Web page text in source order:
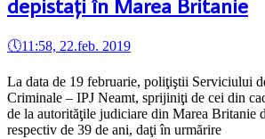
🕔11:58, 22.feb. 2019
La data de 19 februarie, poliţiştii Serviciului
Criminale – IPJ Neamt, sprijiniţi de cei din
de la autorităţile judiciare din Marea Britanie
respectiv de 39 de ani, daţi în urmărire